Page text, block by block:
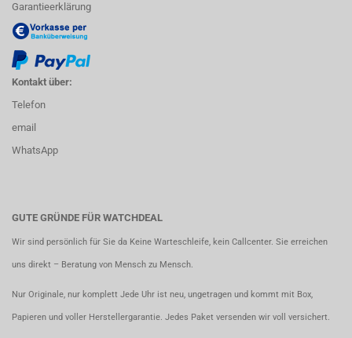
Garantieerklärung
Kontakt über:
Telefon
email
WhatsApp
GUTE GRÜNDE FÜR WATCHDEAL
Wir sind persönlich für Sie da Keine Warteschleife, kein Callcenter. Sie erreichen
uns direkt – Beratung von Mensch zu Mensch.
Nur Originale, nur komplett Jede Uhr ist neu, ungetragen und kommt mit Box,
Papieren und voller Herstellergarantie. Jedes Paket versenden wir voll versichert.